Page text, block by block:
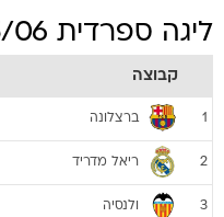
ליגה ספרדית 2005/06
קבוצה
1 ברצלונה
2 ריאל מדריד
3 ולנסיה